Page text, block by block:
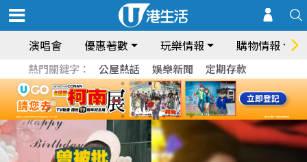
演唱會 優惠著數 玩樂情報 購物情報
熱門關鍵字： 公屋熱話 娛樂新聞 定期存款